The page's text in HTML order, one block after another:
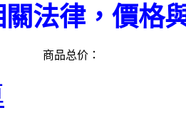
關法律，價格
商品总价：